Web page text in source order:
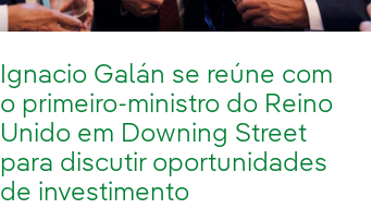
Ignacio Galán se reúne com
o primeiro-ministro do Reino
Unido em Downing Street
para discutir oportunidades
de investimento